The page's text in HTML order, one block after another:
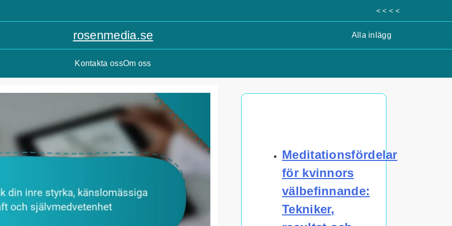
< < < <
rosenmedia.se Alla inlägg
Kontakta ossOm oss
Meditationsfördelar
för kvinnors
välbefinnande:
Tekniker,